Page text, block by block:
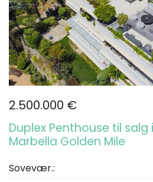
2.500.000 €
Duplex Penthouse til salg
Marbella Golden Mile
Sovevær.: